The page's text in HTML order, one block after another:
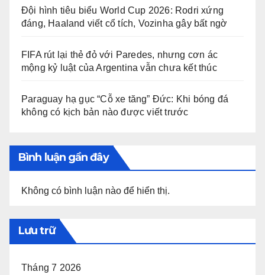
Đội hình tiêu biểu World Cup 2026: Rodri xứng
đáng, Haaland viết cổ tích, Vozinha gây bất ngờ
FIFA rút lại thẻ đỏ với Paredes, nhưng cơn ác
mộng kỷ luật của Argentina vẫn chưa kết thúc
Paraguay hạ gục “Cỗ xe tăng” Đức: Khi bóng đá
không có kịch bản nào được viết trước
Bình luận gần đây
Không có bình luận nào để hiển thị.
Lưu trữ
Tháng 7 2026